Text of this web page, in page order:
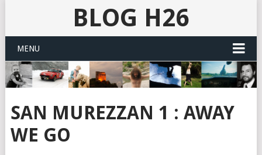
BLOG H26
MENU
SAN MUREZZAN 1 : AWAY
WE GO